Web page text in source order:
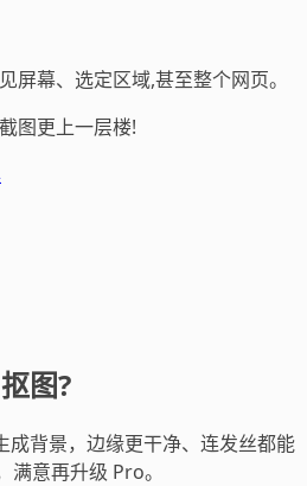
屏幕、选定区域,甚至整个网页。
图更上一层楼!
图?
成背景，边缘更干净、连发丝都能
意再升级 Pro。